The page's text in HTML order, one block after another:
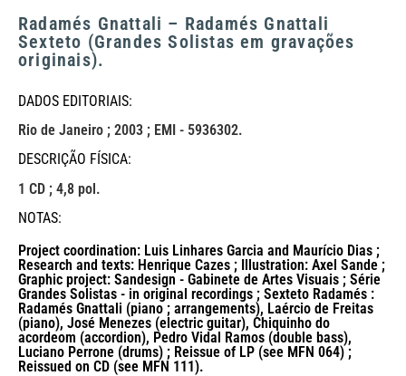
Radamés Gnattali – Radamés Gnattali
Sexteto (Grandes Solistas em gravações
originais).
DADOS EDITORIAIS:
Rio de Janeiro ; 2003 ; EMI - 5936302.
DESCRIÇÃO FÍSICA:
1 CD ; 4,8 pol.
NOTAS:
Project coordination: Luis Linhares Garcia and Maurício Dias ;
Research and texts: Henrique Cazes ; Illustration: Axel Sande ;
Graphic project: Sandesign - Gabinete de Artes Visuais ; Série
Grandes Solistas - in original recordings ; Sexteto Radamés :
Radamés Gnattali (piano ; arrangements), Laércio de Freitas
(piano), José Menezes (electric guitar), Chiquinho do
acordeom (accordion), Pedro Vidal Ramos (double bass),
Luciano Perrone (drums) ; Reissue of LP (see MFN 064) ;
Reissued on CD (see MFN 111).